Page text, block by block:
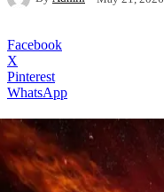
Facebook
X
Pinterest
WhatsApp